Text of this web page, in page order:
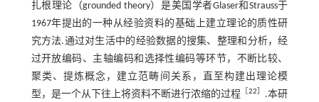
扎根理论（grounded theory）是美国学者Glaser和Strauss于
1967年提出的一种从经验资料的基础上建立理论的质性研
究方法.通过对生活中的经验数据的搜集、整理和分析，经
过开放编码、主轴编码和选择性编码等环节，不断比较、
聚类、提炼概念，建立范畴间关系，直至构建出理论模
型，是一个从下往上将资料不断进行浓缩的过程 ［22
.本研